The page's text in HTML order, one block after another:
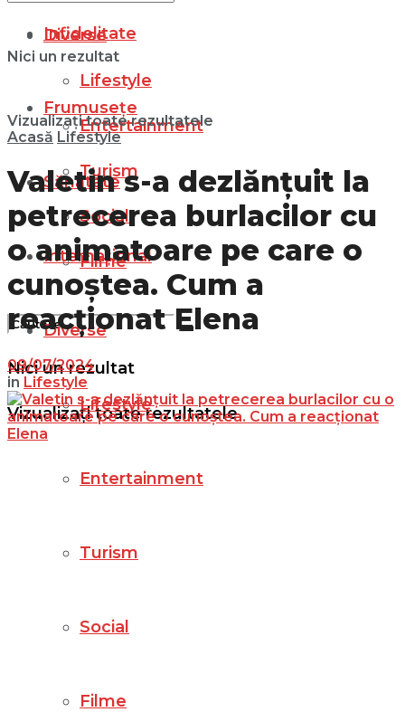
Diverse
Lifestyle
Entertainment
Turism
Social
Filme
Nici un rezultat
Vizualizați toate rezultatele
Infidelitate
Frumusețe
Sănătate
Internațional
Diverse
Lifestyle
Entertainment
Turism
Social
Filme
Nici un rezultat
Vizualizați toate rezultatele
Acasă Lifestyle
Valetin s-a dezlănțuit la
petrecerea burlacilor cu
o animatoare pe care o
cunoștea. Cum a
reacționat Elena
09/07/2024
in Lifestyle